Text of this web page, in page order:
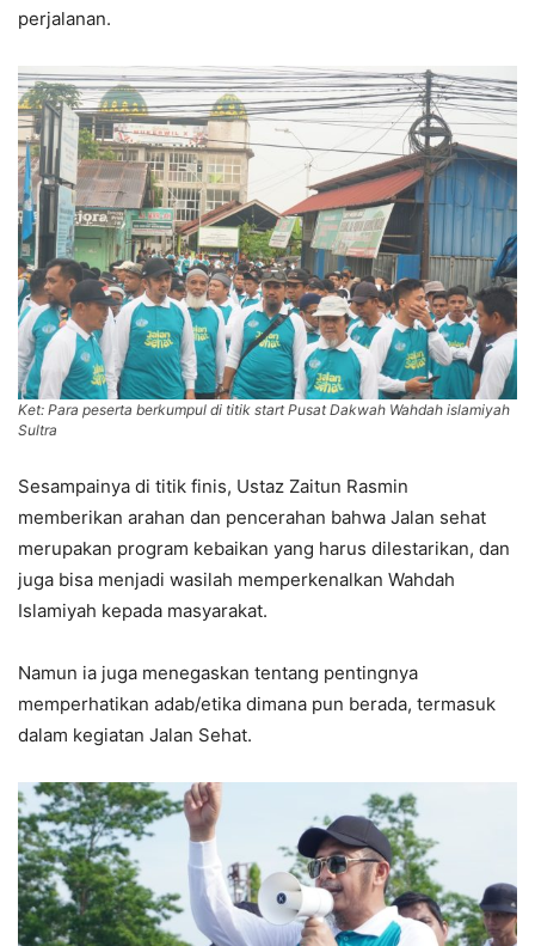
perjalanan.
Ket: Para peserta berkumpul di titik start Pusat Dakwah Wahdah islamiyah
Sultra
Sesampainya di titik finis, Ustaz Zaitun Rasmin
memberikan arahan dan pencerahan bahwa Jalan sehat
merupakan program kebaikan yang harus dilestarikan, dan
juga bisa menjadi wasilah memperkenalkan Wahdah
Islamiyah kepada masyarakat.
Namun ia juga menegaskan tentang pentingnya
memperhatikan adab/etika dimana pun berada, termasuk
dalam kegiatan Jalan Sehat.